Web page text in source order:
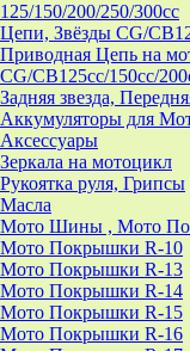
125/150/200/250/300cc
Цепи, Звёзды CG/
Приводная Цепь на
CG/CB125cc/150cc/
Задняя звезда,
Аккумуляторы для
Аксессуары
Зеркала на мотоцикл
Рукоятка руля, Грипсы
Масла
Мото Шины , Мото
Мото Покрышки R-10
Мото Покрышки R-13
Мото Покрышки R-14
Мото Покрышки R-15
Мото Покрышки R-16